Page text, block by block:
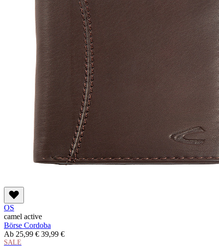
OS
camel active
Börse Cordoba
Ab 25,99 € 39,99 €
SALE